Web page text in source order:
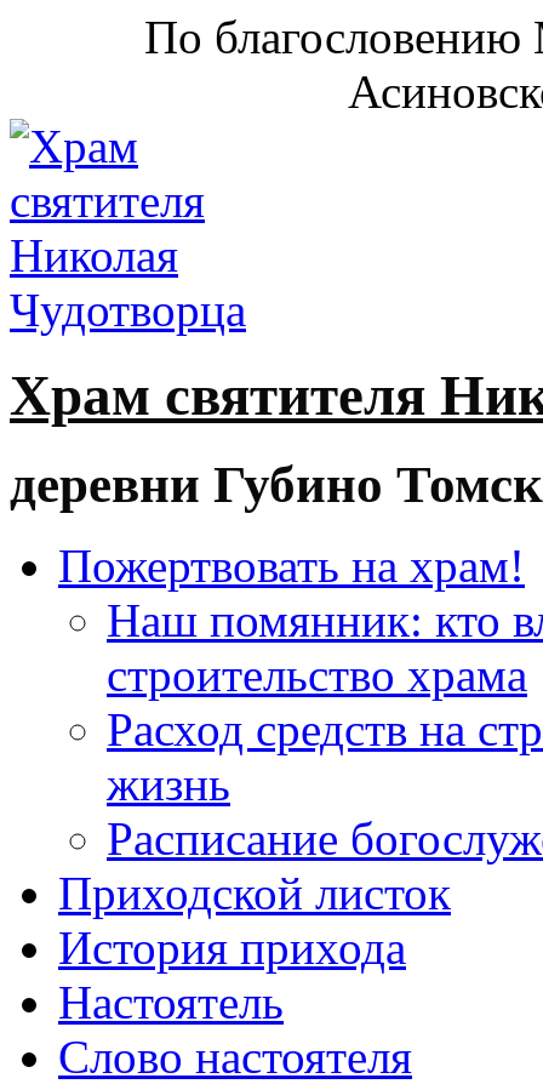
По благословению
Храм святителя
деревни Губино
Пожертвовать на храм!
Наш помянник: кто
строительство храма
Расход средств на
жизнь
Расписание
Приходской листок
История прихода
Настоятель
Слово настоятеля